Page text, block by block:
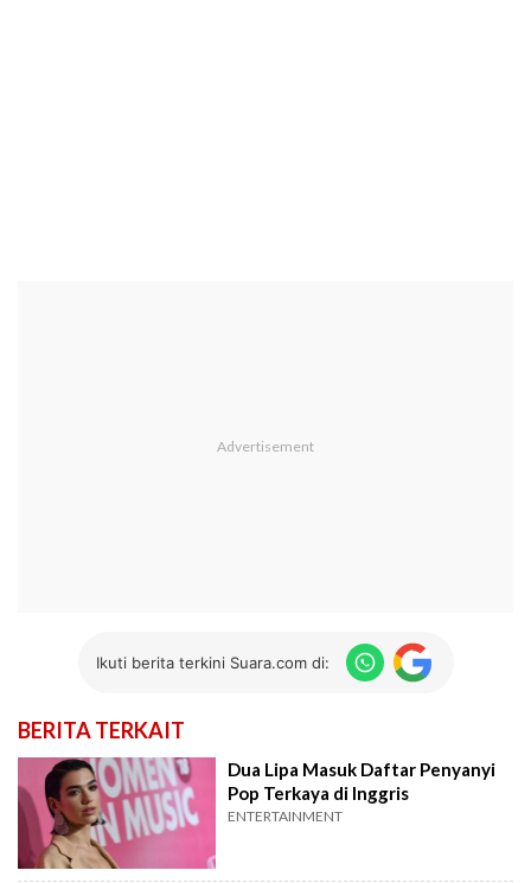
Ikuti berita terkini Suara.com di:
BERITA TERKAIT
Dua Lipa Masuk Daftar Penyanyi
Pop Terkaya di Inggris
ENTERTAINMENT